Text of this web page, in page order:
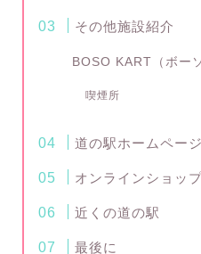
その他施設紹介
BOSO KART（ボー
喫煙所
道の駅ホームページ
オンラインショッ
近くの道の駅
最後に